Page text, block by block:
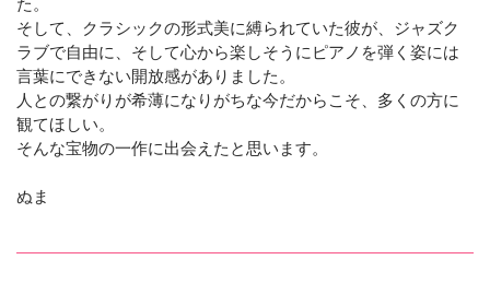
た。
そして、クラシックの形式美に縛られていた彼が、ジャズク
ラブで自由に、そして心から楽しそうにピアノを弾く姿には
言葉にできない開放感がありました。
人との繋がりが希薄になりがちな今だからこそ、多くの方に
観てほしい。
そんな宝物の一作に出会えたと思います。
ぬま